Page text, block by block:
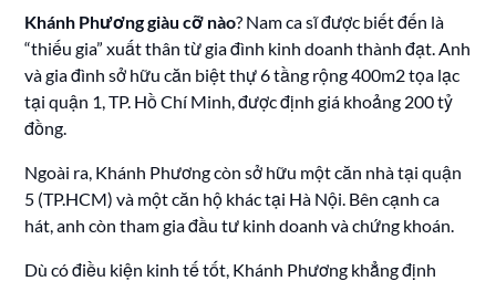
Khánh Phương giàu cỡ nào? Nam ca sĩ được biết đến là
“thiếu gia” xuất thân từ gia đình kinh doanh thành đạt. Anh
và gia đình sở hữu căn biệt thự 6 tầng rộng 400m2 tọa lạc
tại quận 1, TP. Hồ Chí Minh, được định giá khoảng 200 tỷ
đồng.
Ngoài ra, Khánh Phương còn sở hữu một căn nhà tại quận
5 (TP.HCM) và một căn hộ khác tại Hà Nội. Bên cạnh ca
hát, anh còn tham gia đầu tư kinh doanh và chứng khoán.
Dù có điều kiện kinh tế tốt, Khánh Phương khẳng định